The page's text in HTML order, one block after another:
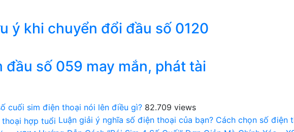
ý khi chuyển đổi đầu số 0120
số 059 may mắn, phát tài
cuối sim điện thoại nói lên điều gì? 82.709 views
Luận giải ý nghĩa số điện thoại của bạn? Cách chọn số điện